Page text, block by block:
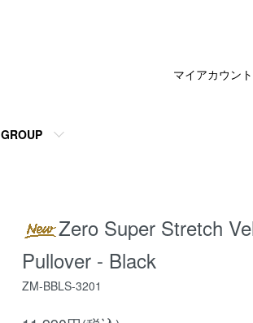
GROUP
マイアカウント
Zero Super Stretch
Pullover - Black
ZM-BBLS-3201